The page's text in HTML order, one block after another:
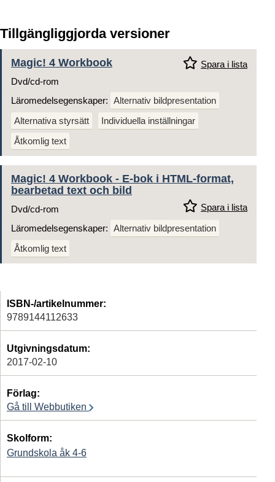
Tillgängliggjorda versioner
Magic! 4 Workbook
Spara i lista
Dvd/cd-rom
Läromedelsegenskaper: Alternativ bildpresentation
Alternativa styrsätt
Individuella inställningar
Åtkomlig text
Magic! 4 Workbook - E-bok i HTML-format,
bearbetad text och bild
Spara i lista
Dvd/cd-rom
Läromedelsegenskaper: Alternativ bildpresentation
Åtkomlig text
ISBN-/artikelnummer:
9789144112633
Utgivningsdatum:
2017-02-10
Förlag:
Gå till Webbutiken
Skolform:
Grundskola åk 4-6